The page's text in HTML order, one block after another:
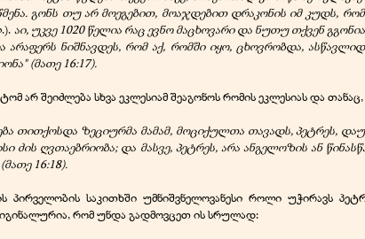
გონს თუ არ მოეგებით, მოაჯდებით დრაკონის იმ კუდს,
აი, უკვე 1020 წელია რაც ევნო მაცხოვარი და ნუთუ თქვენ
ნიშნავდეს, რომ აქ, რომში იყო, ცხოვრობდა,
(მათე 16:17).
არ შეიძლება სხვა ეკლესიამ შეაგონოს რომის ეკლესიას და
თითქოსდა ზეციურმა მამამ, მოციქულთა თავადს, პეტრეს,
ძის ღვთაებრიობა; და მასვე, პეტრეს, არა ანგელოზის ან
(მათე 16:18).
პირველობის საკითხში უმნიშვნელოვანესი როლი უჭირავს
რომ უნდა გადმოვცეთ ის სრულად: